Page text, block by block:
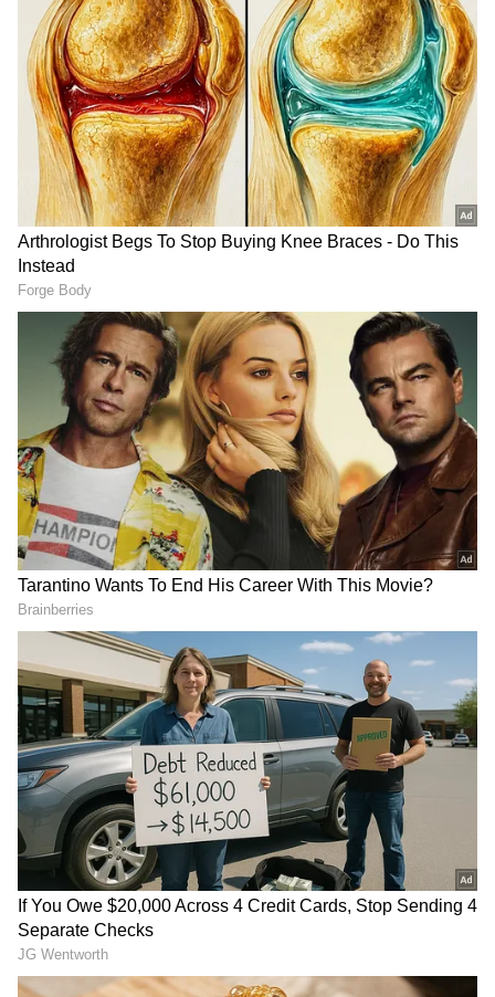
ஏற்படுத்தியுள்ளது. ட்ரென்ட் பிரிட்ஜில்
நடக்கும் இந்த மூன்றாவது டெஸ்ட் போட்டி
ஜூன் 29 அன்று முடிவடைகிறது. இதுவே
அவரது கடைசி சர்வதேச போட்டியாக
அமையும்.
ஏசியாநெட் தமிழ்-ஐ உங்கள் முதன்மைத்
தேர்வாக்குங்கள்
4
Image Credit :AFP
உருக்கமாக பேசிய பென் ஸ்டோக்ஸ்
இங்கிலாந்து கிரிக்கெட் வாரியம் தனது X
பக்கத்தில் ஒரு வீடியோவை